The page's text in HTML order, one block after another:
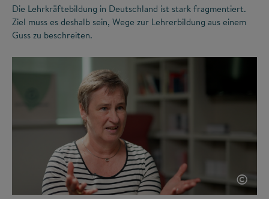
Die Lehrkräftebildung in Deutschland ist stark fragmentiert.
Ziel muss es deshalb sein, Wege zur Lehrerbildung aus einem
Guss zu beschreiten.
©